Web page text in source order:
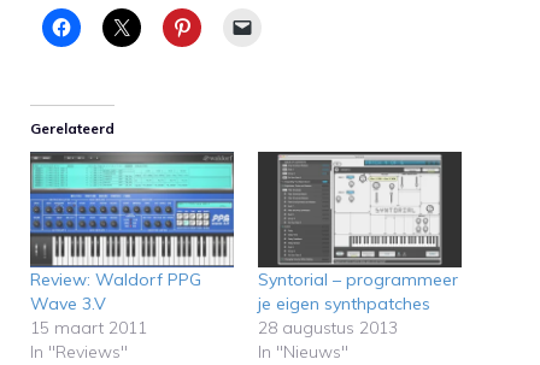
Gerelateerd
Review: Waldorf PPG
Wave 3.V
15 maart 2011
In "Reviews"
Syntorial – programmeer
je eigen synthpatches
28 augustus 2013
In "Nieuws"